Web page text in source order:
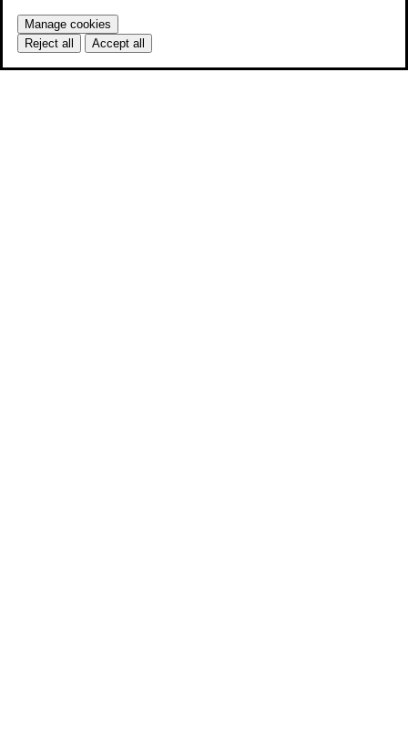
Manage cookies
Reject all
Accept all